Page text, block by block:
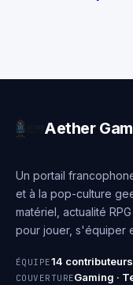
intelligente ?
Aether
Un portail
et à la pop-culture
matériel, actualité
pour jouer, s'équiper
ÉQUIPE14 contributeurs
COUVERTUREGaming ·